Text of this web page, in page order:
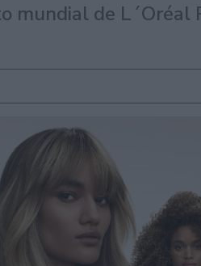
mundial de